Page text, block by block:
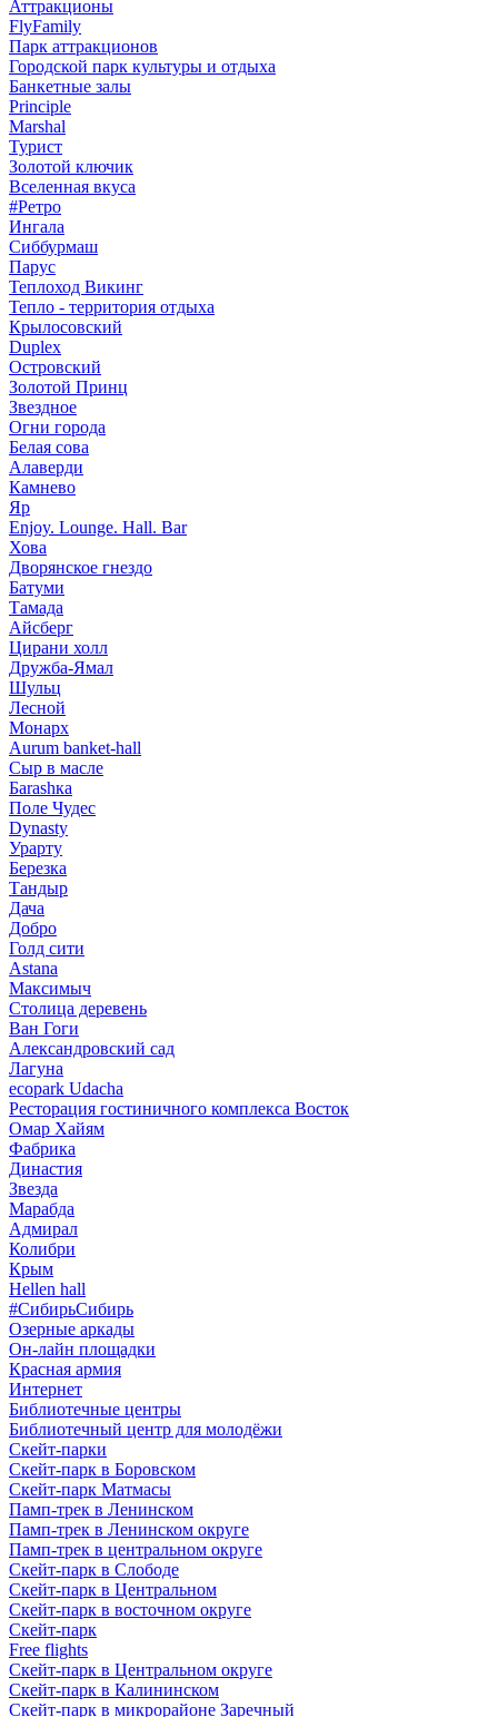
Аттракционы
FlyFamily
Парк аттракционов
Городской парк культуры и отдыха
Банкетные залы
Principle
Marshal
Турист
Золотой ключик
Вселенная вкуса
#Ретро
Ингала
Сиббурмаш
Парус
Теплоход Викинг
Тепло - территория отдыха
Крылосовский
Duplex
Островский
Золотой Принц
Звездное
Огни города
Белая сова
Алаверди
Камнево
Яр
Enjoy. Lounge. Hall. Bar
Хова
Дворянское гнездо
Батуми
Тамада
Айсберг
Цирани холл
Дружба-Ямал
Шульц
Лесной
Монарх
Aurum banket-hall
Сыр в масле
Баrаshка
Поле Чудес
Dynasty
Урарту
Березка
Тандыр
Дача
Добро
Голд сити
Astana
Максимыч
Столица деревень
Ван Гоги
Александровский сад
Лагуна
ecopark Udacha
Ресторация гостиничного комплекса Восток
Омар Хайям
Фабрика
Династия
Звезда
Марабда
Адмирал
Колибри
Крым
Hellen hall
#СибирьСибирь
Озерные аркады
Он-лайн площадки
Красная армия
Интернет
Библиотечные центры
Библиотечный центр для молодёжи
Скейт-парки
Скейт-парк в Боровском
Скейт-парк Матмасы
Памп-трек в Ленинском
Памп-трек в Ленинском округе
Памп-трек в центральном округе
Скейт-парк в Слободе
Скейт-парк в Центральном
Скейт-парк в восточном округе
Скейт-парк
Free flights
Скейт-парк в Центральном округе
Скейт-парк в Калининском
Скейт-парк в микрорайоне Заречный